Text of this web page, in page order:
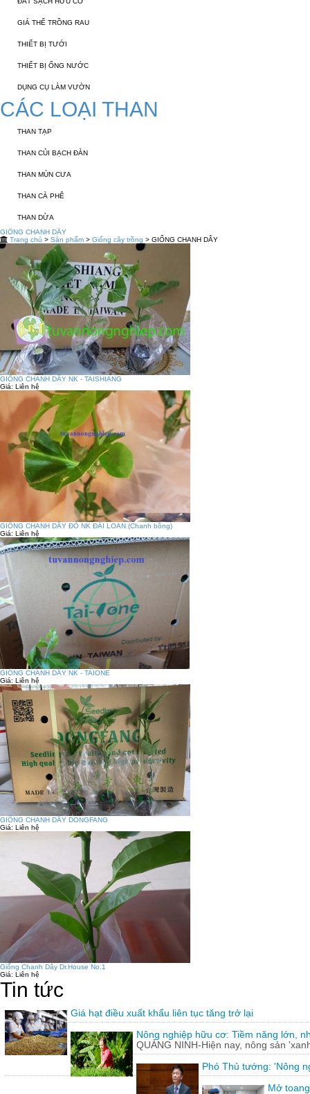
GIÁ THỂ TRỒNG RAU
THIẾT BỊ TƯỚI
THIẾT BỊ ỐNG NƯỚC
DỤNG CỤ LÀM VƯỜN
CÁC LOẠI THAN
THAN TẠP
THAN CỦI BẠCH ĐÀN
THAN MÙN CƯA
THAN CÀ PHÊ
THAN DỪA
GIỐNG CHANH DÂY
Trang chủ > Sản phẩm > Giống cây trồng > GIỐNG CHANH DÂY
GIỐNG CHANH DÂY NK - TAISHIANG
Giá: Liên hệ
GIỐNG CHANH DÂY ĐỎ NK ĐÀI LOAN (Chanh bông)
Giá: Liên hệ
GIỐNG CHANH DÂY NK - TAIONE
Giá: Liên hệ
GIỐNG CHANH DÂY DONGFANG
Giá: Liên hệ
Giống Chanh Dây Dr.House No.1
Giá: Liên hệ
Tin tức
Giá hạt điều xuất khẩu liên tục tăng trở lại
Nông nghiệp hữu cơ: Tiềm năng lớn,
QUẢNG NINH-Hiện nay, nông sản
Phó Thủ tướng: 'Nông
Mở